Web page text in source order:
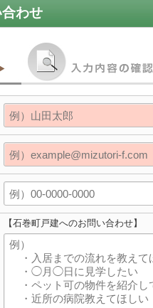
わせ
【石巻町戸建へのお問い合わせ】